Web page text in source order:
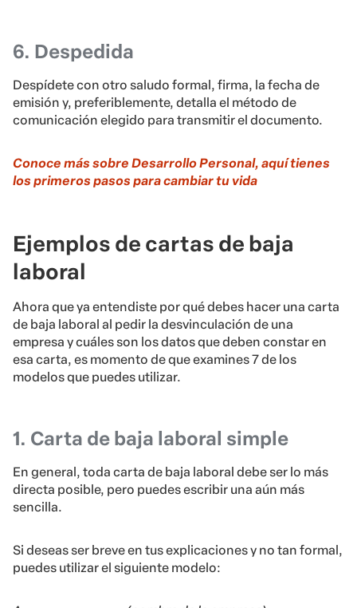
6. Despedida
Despídete con otro saludo formal, firma, la fecha de
emisión y, preferiblemente, detalla el método de
comunicación elegido para transmitir el documento.
Conoce más sobre Desarrollo Personal, aquí tienes
los primeros pasos para cambiar tu vida
Ejemplos de cartas de baja
laboral
Ahora que ya entendiste por qué debes hacer una carta
de baja laboral al pedir la desvinculación de una
empresa y cuáles son los datos que deben constar en
esa carta, es momento de que examines 7 de los
modelos que puedes utilizar.
1. Carta de baja laboral simple
En general, toda carta de baja laboral debe ser lo más
directa posible, pero puedes escribir una aún más
sencilla.
Si deseas ser breve en tus explicaciones y no tan formal,
puedes utilizar el siguiente modelo: